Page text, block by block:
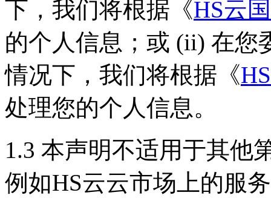
下，我们将根据《HS云
的个人信息；或 (ii) 在您
情况下，我们将根据《
处理您的个人信息。
1.3 本声明不适用于其他
例如HS云云市场上的服